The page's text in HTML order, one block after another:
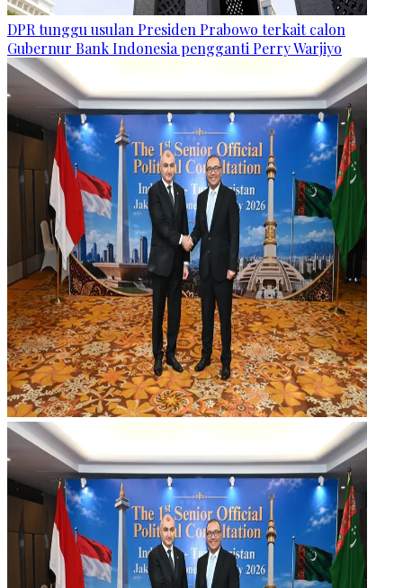
DPR tunggu usulan Presiden Prabowo terkait calon
Gubernur Bank Indonesia pengganti Perry Warjiyo